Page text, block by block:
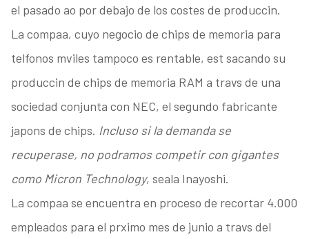
el pasado ao por debajo de los costes de produccin.
La compaa, cuyo negocio de chips de memoria para
telfonos mviles tampoco es rentable, est sacando su
produccin de chips de memoria RAM a travs de una
sociedad conjunta con NEC, el segundo fabricante
japons de chips. Incluso si la demanda se
recuperase, no podramos competir con gigantes
como Micron Technology, seala Inayoshi.
La compaa se encuentra en proceso de recortar 4.000
empleados para el prximo mes de junio a travs del